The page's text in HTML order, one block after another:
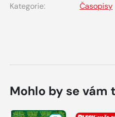
Kategorie:
Časopisy
Mohlo by se vám